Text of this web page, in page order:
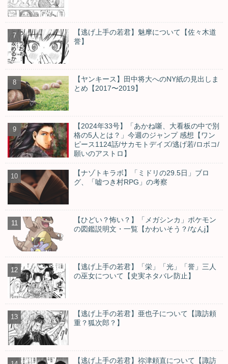
【逃げ上手の若君】魅摩について【佐々木道
誉】
【ヤンキース】田中将大へのNY紙の見出しま
とめ【2017〜2019】
【2024年33号】「あかね噺、大看板の中で別
格の5人とは？」今週のジャンプ 感想【ワン
ピース1124話/サカモトデイズ/逃げ若/ロボコ/
願いのアストロ】
【ナゾトキラボ】「ミドリの29.5日」ブロ
グ、「嘘つき村RPG」の考察
【ひどい？怖い？】「メガシンカ」ポケモン
の図鑑説明文・一覧【かわいそう？/なんj】
【逃げ上手の若君】「栄」「光」「誉」三人
の巫女について【史実ネタバレ防止】
【逃げ上手の若君】亜也子について【諏訪頼
重？狐次郎？】
【逃げ上手の若君】祢津頼直について【諏訪